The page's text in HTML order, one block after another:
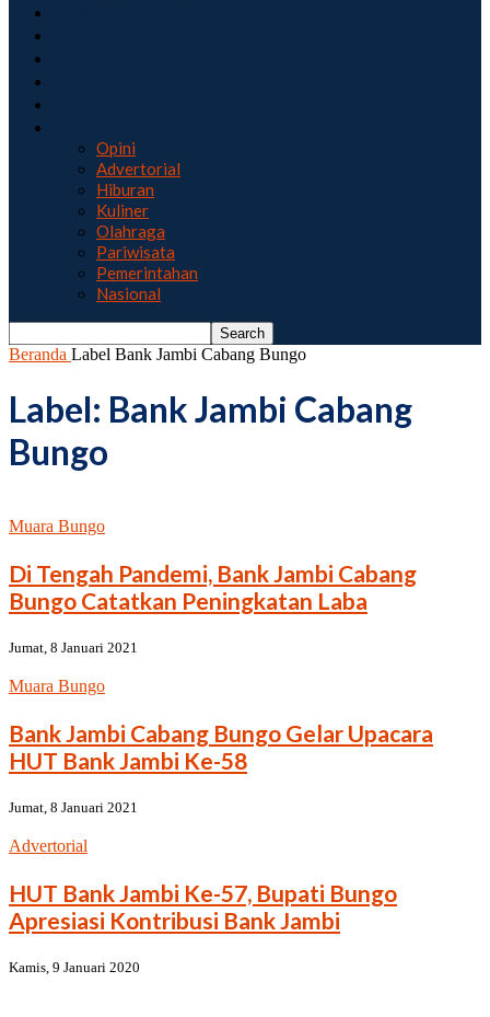
Opini
Advertorial
Hiburan
Kuliner
Olahraga
Pariwisata
Pemerintahan
Nasional
Beranda Label Bank Jambi Cabang Bungo
Label: Bank Jambi Cabang
Bungo
Muara Bungo
Di Tengah Pandemi, Bank Jambi Cabang
Bungo Catatkan Peningkatan Laba
Jumat, 8 Januari 2021
Muara Bungo
Bank Jambi Cabang Bungo Gelar Upacara
HUT Bank Jambi Ke-58
Jumat, 8 Januari 2021
Advertorial
HUT Bank Jambi Ke-57, Bupati Bungo
Apresiasi Kontribusi Bank Jambi
Kamis, 9 Januari 2020